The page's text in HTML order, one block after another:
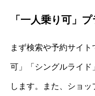
「一人乗り可」
まず検索や予約サイ
可」「シングルライド
します。また、ショ